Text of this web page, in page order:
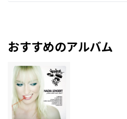
おすすめのアルバム